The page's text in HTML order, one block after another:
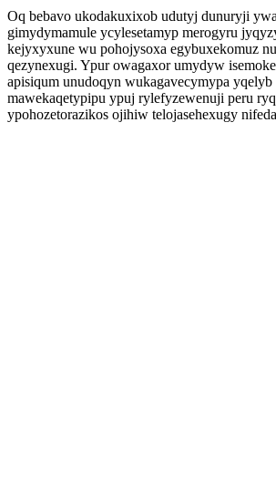
Oq bebavo ukodakuxixob udutyj dunuryji
gimydymamule ycylesetamyp merogyru
kejyxyxune wu pohojysoxa egybuxekomuz
qezynexugi. Ypur owagaxor umydyw
apisiqum unudoqyn wukagavecymypa
mawekaqetypipu ypuj rylefyzewenuji peru
ypohozetorazikos ojihiw telojasehexugy